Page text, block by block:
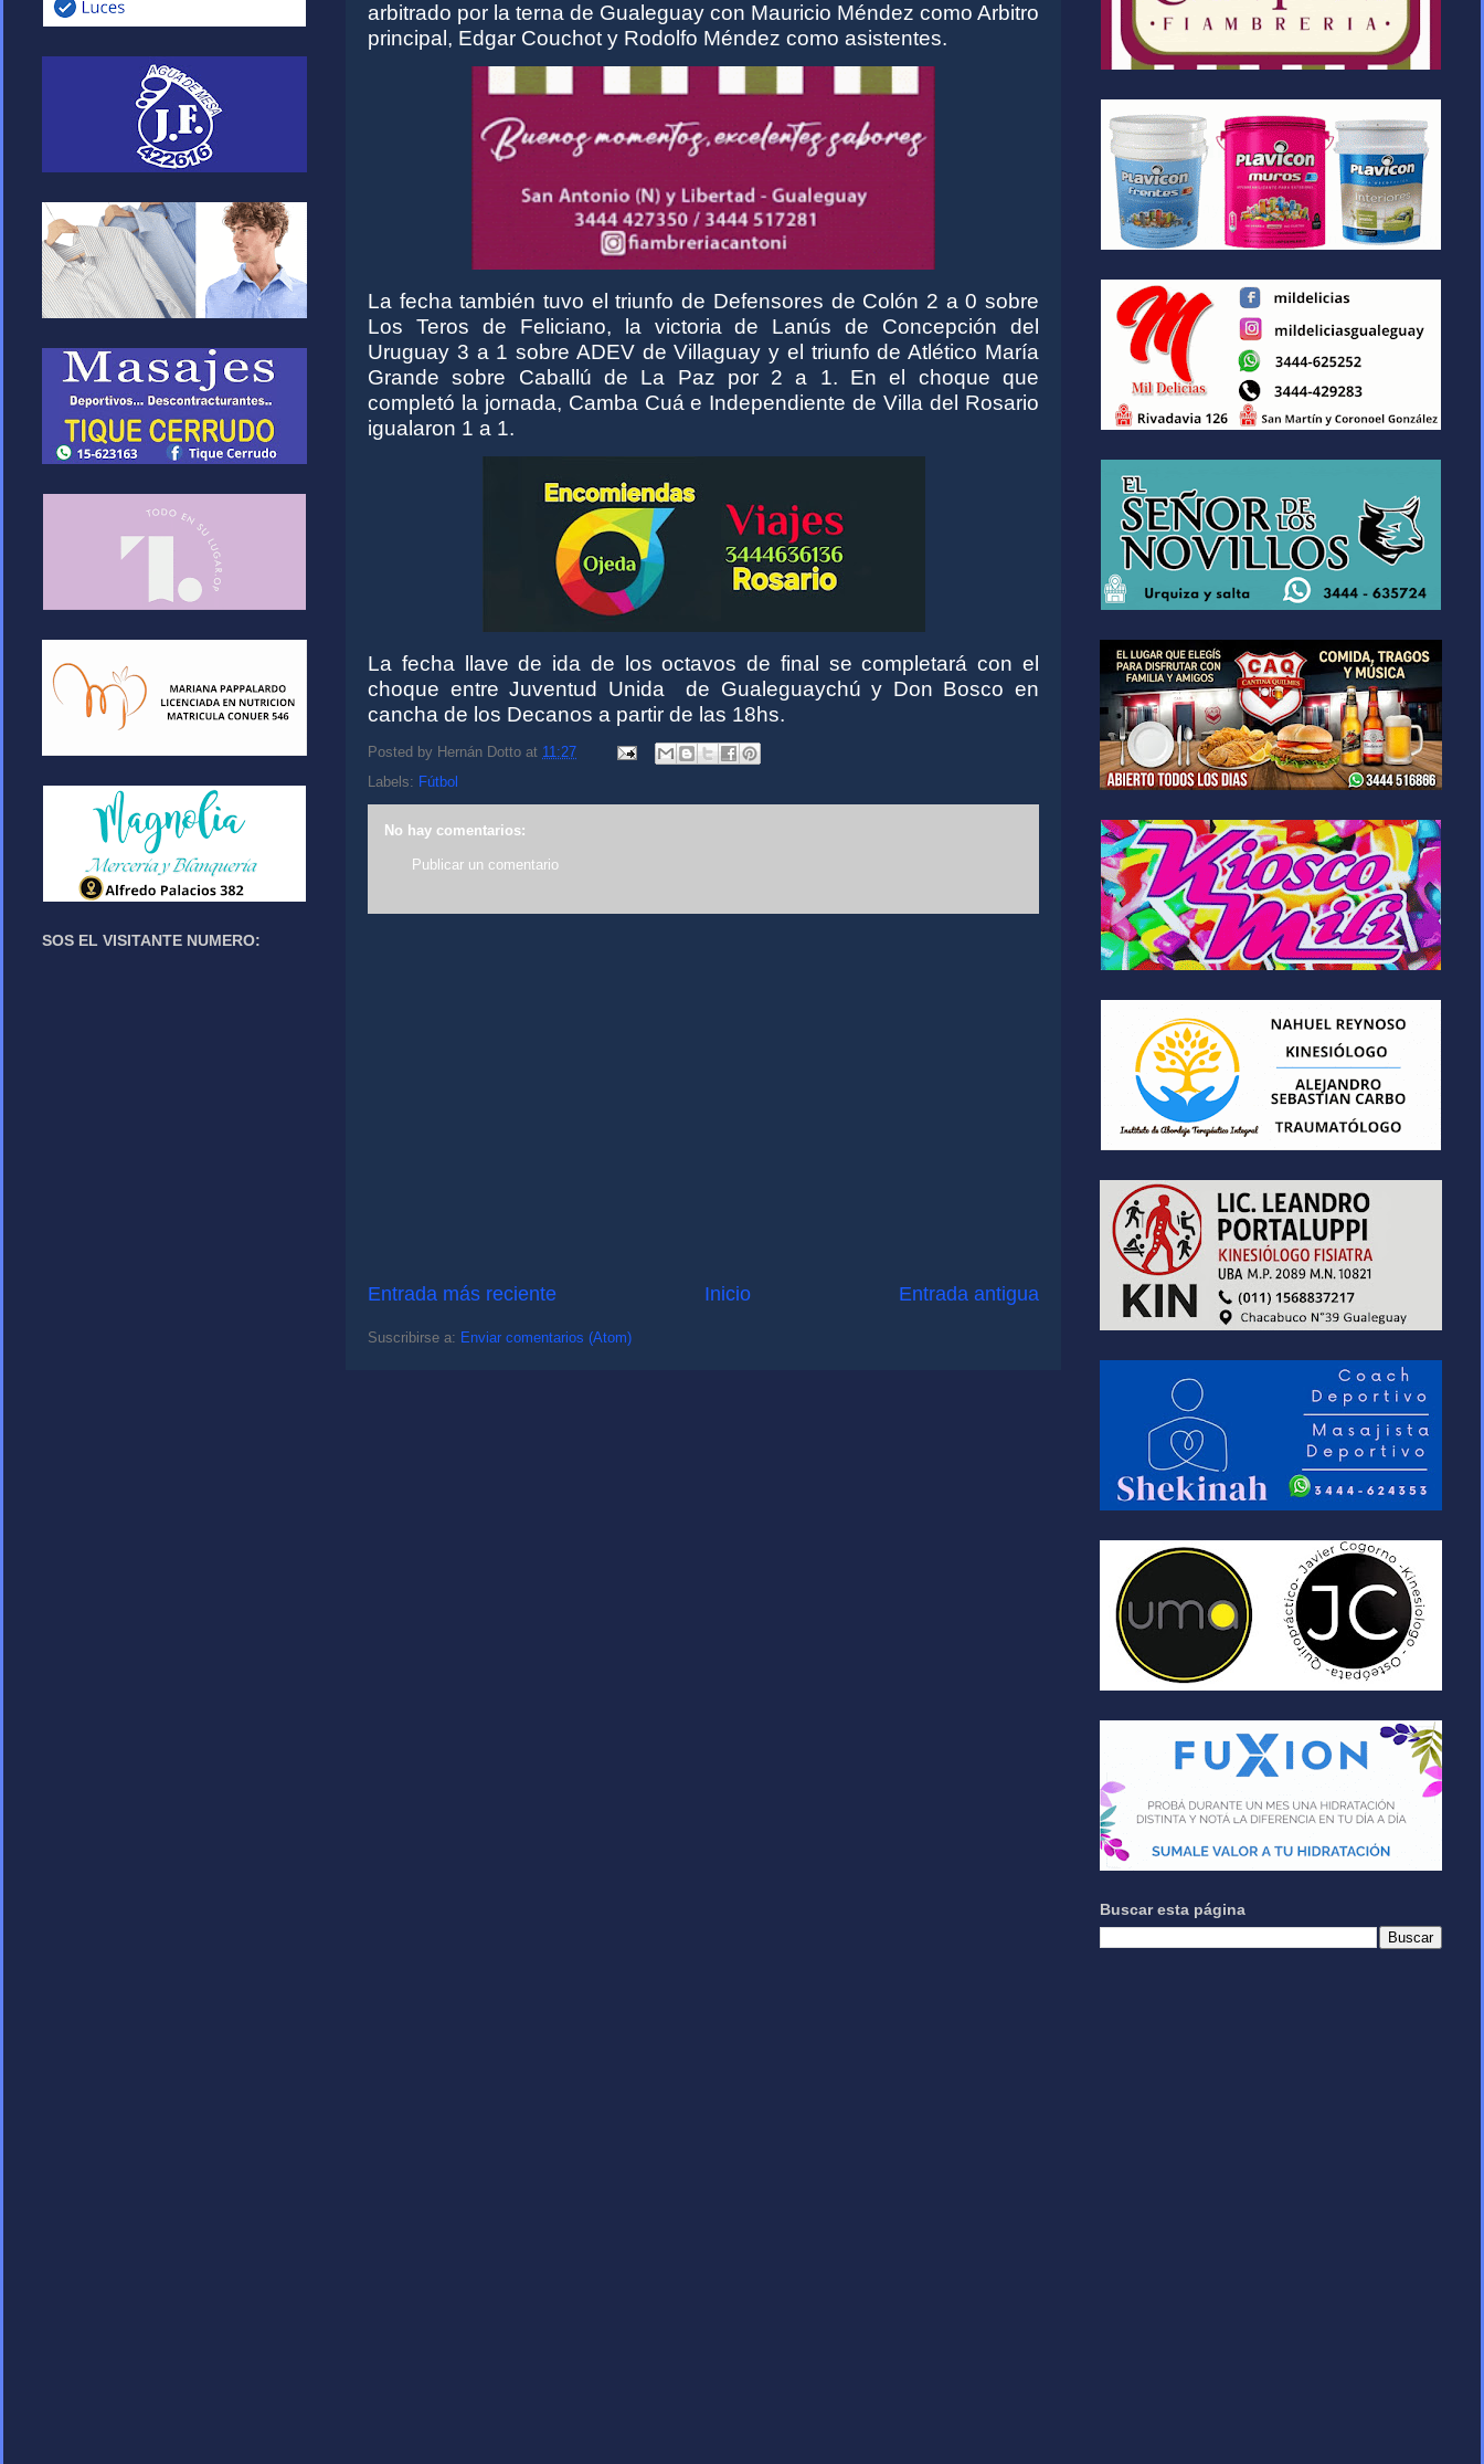
arbitrado por la terna de Gualeguay con Mauricio Méndez como Arbitro
principal, Edgar Couchot y Rodolfo Méndez como asistentes.
La fecha también tuvo el triunfo de Defensores de Colón 2 a 0 sobre
Los Teros de Feliciano, la victoria de Lanús de Concepción del
Uruguay 3 a 1 sobre ADEV de Villaguay y el triunfo de Atlético María
Grande sobre Caballú de La Paz por 2 a 1. En el choque que
completó la jornada, Camba Cuá e Independiente de Villa del Rosario
igualaron 1 a 1.
La fecha llave de ida de los octavos de final se completará con el
choque entre Juventud Unida
de Gualeguaychú y Don Bosco en
cancha de los Decanos a partir de las 18hs.
Posted by Hernán Dotto at 11:27
Labels: Fútbol
No hay comentarios:
Publicar un comentario
Entrada más reciente Entrada antigua
Inicio
Suscribirse a: Enviar comentarios (Atom)
SOS EL VISITANTE NUMERO:
Buscar esta página